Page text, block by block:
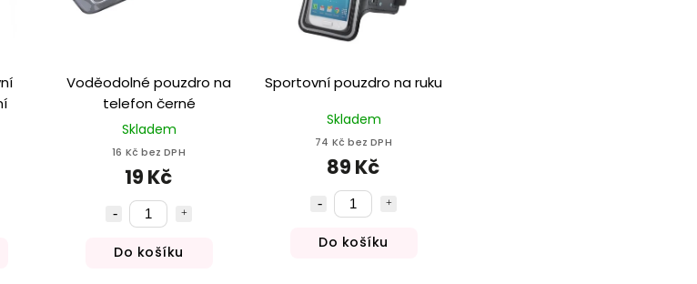
Voděodolné pouzdro na
telefon černé
Skladem
16 Kč bez DPH
19 Kč
Do košíku
Sportovní pouzdro na ruku
Skladem
74 Kč bez DPH
89 Kč
Do košíku